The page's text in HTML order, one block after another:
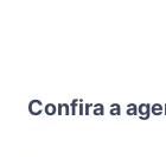
Confira a